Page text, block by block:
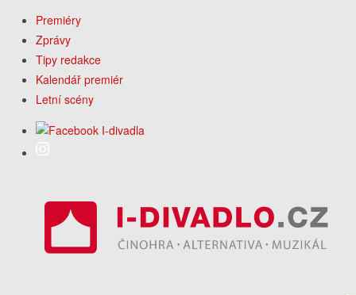
Premiéry
Zprávy
Tipy redakce
Kalendář premiér
Letní scény